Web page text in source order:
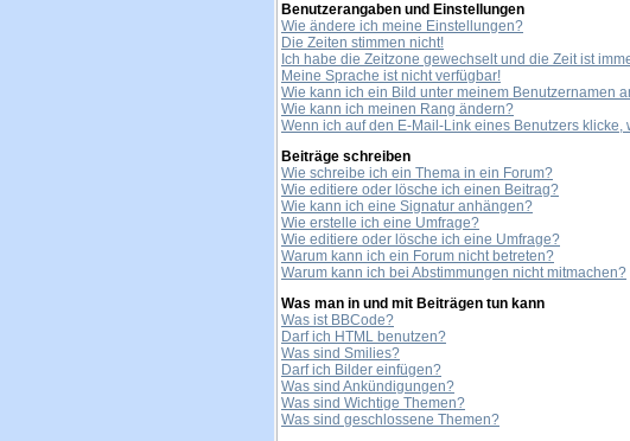
Benutzerangaben und Einstellungen
Wie ändere ich meine Einstellungen?
Die Zeiten stimmen nicht!
Ich habe die Zeitzone gewechselt und die Zeit ist
Meine Sprache ist nicht verfügbar!
Wie kann ich ein Bild unter meinem Benutzernamen
Wie kann ich meinen Rang ändern?
Wenn ich auf den E-Mail-Link eines Benutzers
Beiträge schreiben
Wie schreibe ich ein Thema in ein Forum?
Wie editiere oder lösche ich einen Beitrag?
Wie kann ich eine Signatur anhängen?
Wie erstelle ich eine Umfrage?
Wie editiere oder lösche ich eine Umfrage?
Warum kann ich ein Forum nicht betreten?
Warum kann ich bei Abstimmungen nicht mitmachen?
Was man in und mit Beiträgen tun kann
Was ist BBCode?
Darf ich HTML benutzen?
Was sind Smilies?
Darf ich Bilder einfügen?
Was sind Ankündigungen?
Was sind Wichtige Themen?
Was sind geschlossene Themen?